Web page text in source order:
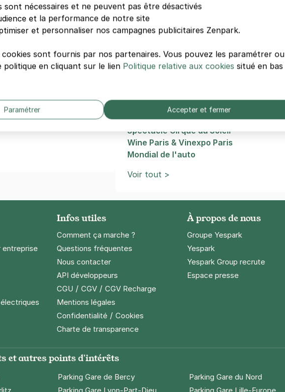
Autres événements de Paris
Salon International de l'Agriculture
Retromobile
Paris Games Week
Salon du Bourget
Spectacle Cirque du Soleil
Wine Paris & Vinexpo Paris
Mondial de l'auto
Voir tout >
entreprise
Infos utiles
Comment ça marche ?
Questions fréquentes
Nous contacter
API développeurs
CGU / CGV/ CGV Recharge
Mentions légales
Confidentialité/ Cookies
Charte de transparence
À propos de nous
Groupe Yespark
Yespark
Yespark Group recrute
Espace presse
et autres points d'intérêts
Parking Gare de Bercy Parking Gare du Nord
sont nécessaires et ne peuvent pas être désactivés
et la performance de notre site
et personnaliser nos campagnes publicitaires Zenpark.
cookies sont fournis par nos partenaires. Vous pouvez les paramétrer ou
en cliquant sur le lien Politique relative aux cookies situé en bas
Paramétrer Accepter et fermer